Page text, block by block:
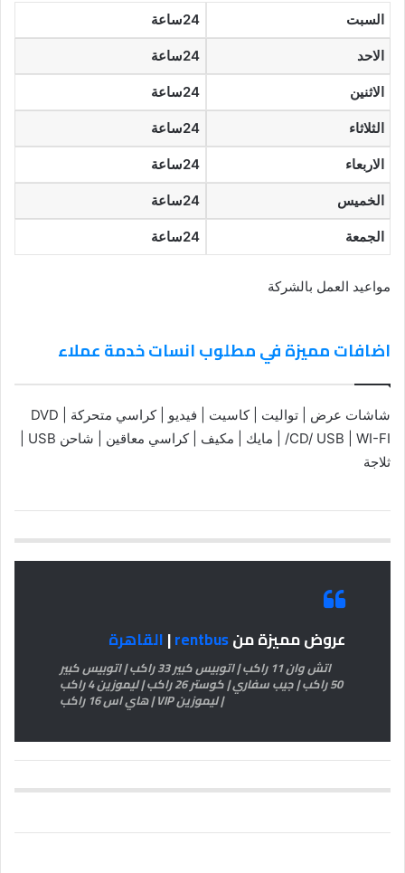
السبت 24ساعة
الاحد 24ساعة
الاثنين 24ساعة
الثلاثاء 24ساعة
الاربعاء 24ساعة
الخميس 24ساعة
الجمعة 24ساعة
مواعيد العمل بالشركة
اضافات مميزة في مطلوب انسات خدمة عملاء
شاشات عرض | تواليت | كاسيت | فيديو | كراسي متحركة | DVD
ثلاجة
عروض مميزة منrentbus
|القاهرة
اتش وان 11 راكب | اتوبيس كبير 33 راكب | اتوبيس كبير
50 راكب | جيب سفاري | كوستر 26 راكب | ليموزين 4 راكب
| ليموزين VIP | هاي اس 16 راكب